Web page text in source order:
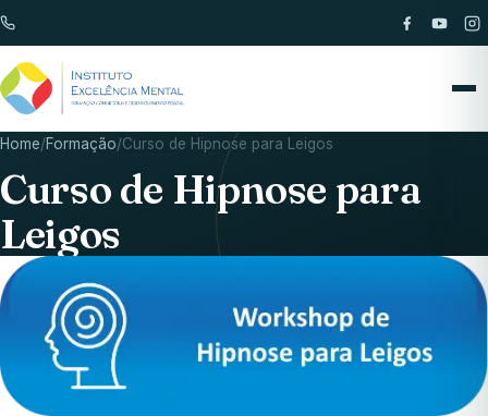
Home/Formação/Curso de Hipnose para Leigos
Curso de Hipnose para
Leigos